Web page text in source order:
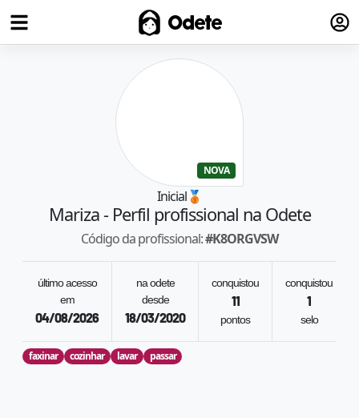
Odete
NOVA
Inicial🥉
Mariza- Perfil profissional na Odete
Código da profissional:#K8ORGVSW
último acesso
em
04/08/2026
na odete
desde
18/03/2020
conquistou
11
pontos
conquistou
1
selo
faxinar cozinhar lavar passar